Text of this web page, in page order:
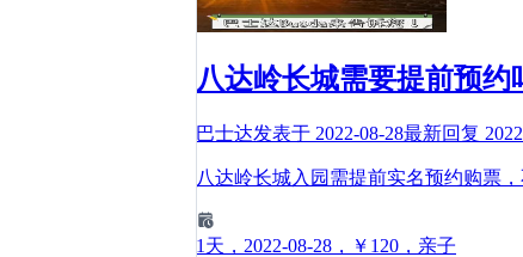
八达岭长城需要提前预约
巴士达发表于 2022-08-28最新回复
八达岭长城入园需提前实名预约购票
1 天 ，2022-08-28 ，￥120 ，亲子